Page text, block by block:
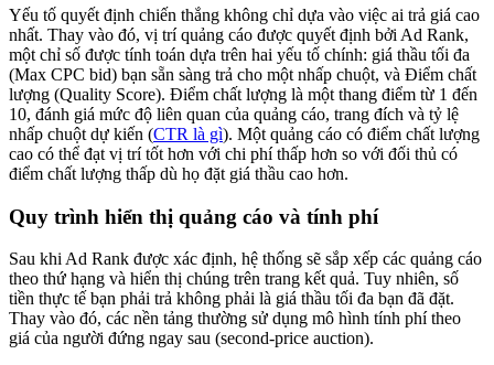
Yếu tố quyết định chiến thắng không chỉ dựa vào việc ai trả giá cao
nhất. Thay vào đó, vị trí quảng cáo được quyết định bởi Ad Rank,
một chỉ số được tính toán dựa trên hai yếu tố chính: giá thầu tối đa
(Max CPC bid) bạn sẵn sàng trả cho một nhấp chuột, và Điểm chất
lượng (Quality Score). Điểm chất lượng là một thang điểm từ 1 đến
10, đánh giá mức độ liên quan của quảng cáo, trang đích và tỷ lệ
nhấp chuột dự kiến (CTR là gì). Một quảng cáo có điểm chất lượng
cao có thể đạt vị trí tốt hơn với chi phí thấp hơn so với đối thủ có
điểm chất lượng thấp dù họ đặt giá thầu cao hơn.
Quy trình hiển thị quảng cáo và tính phí
Sau khi Ad Rank được xác định, hệ thống sẽ sắp xếp các quảng cáo
theo thứ hạng và hiển thị chúng trên trang kết quả. Tuy nhiên, số
tiền thực tế bạn phải trả không phải là giá thầu tối đa bạn đã đặt.
Thay vào đó, các nền tảng thường sử dụng mô hình tính phí theo
giá của người đứng ngay sau (second-price auction).